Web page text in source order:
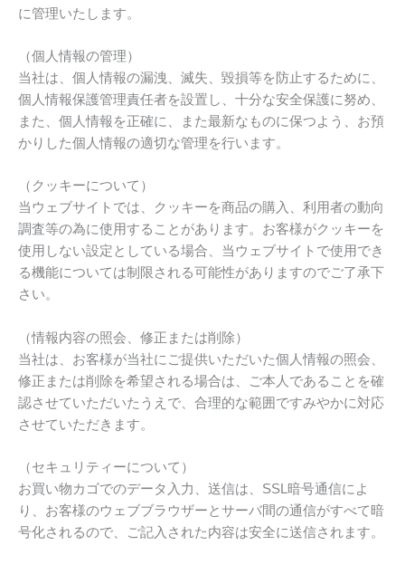
に管理いたします。
（個人情報の管理）
当社は、個人情報の漏洩、滅失、毀損等を防止するために、
個人情報保護管理責任者を設置し、十分な安全保護に努め、
また、個人情報を正確に、また最新なものに保つよう、お預
かりした個人情報の適切な管理を行います。
（クッキーについて）
当ウェブサイトでは、クッキーを商品の購入、利用者の動向
調査等の為に使用することがあります。お客様がクッキーを
使用しない設定としている場合、当ウェブサイトで使用でき
る機能については制限される可能性がありますのでご了承下
さい。
（情報内容の照会、修正または削除）
当社は、お客様が当社にご提供いただいた個人情報の照会、
修正または削除を希望される場合は、ご本人であることを確
認させていただいたうえで、合理的な範囲ですみやかに対応
させていただきます。
（セキュリティーについて）
お買い物カゴでのデータ入力、送信は、SSL暗号通信によ
り、お客様のウェブブラウザーとサーバ間の通信がすべて暗
号化されるので、ご記入された内容は安全に送信されます。